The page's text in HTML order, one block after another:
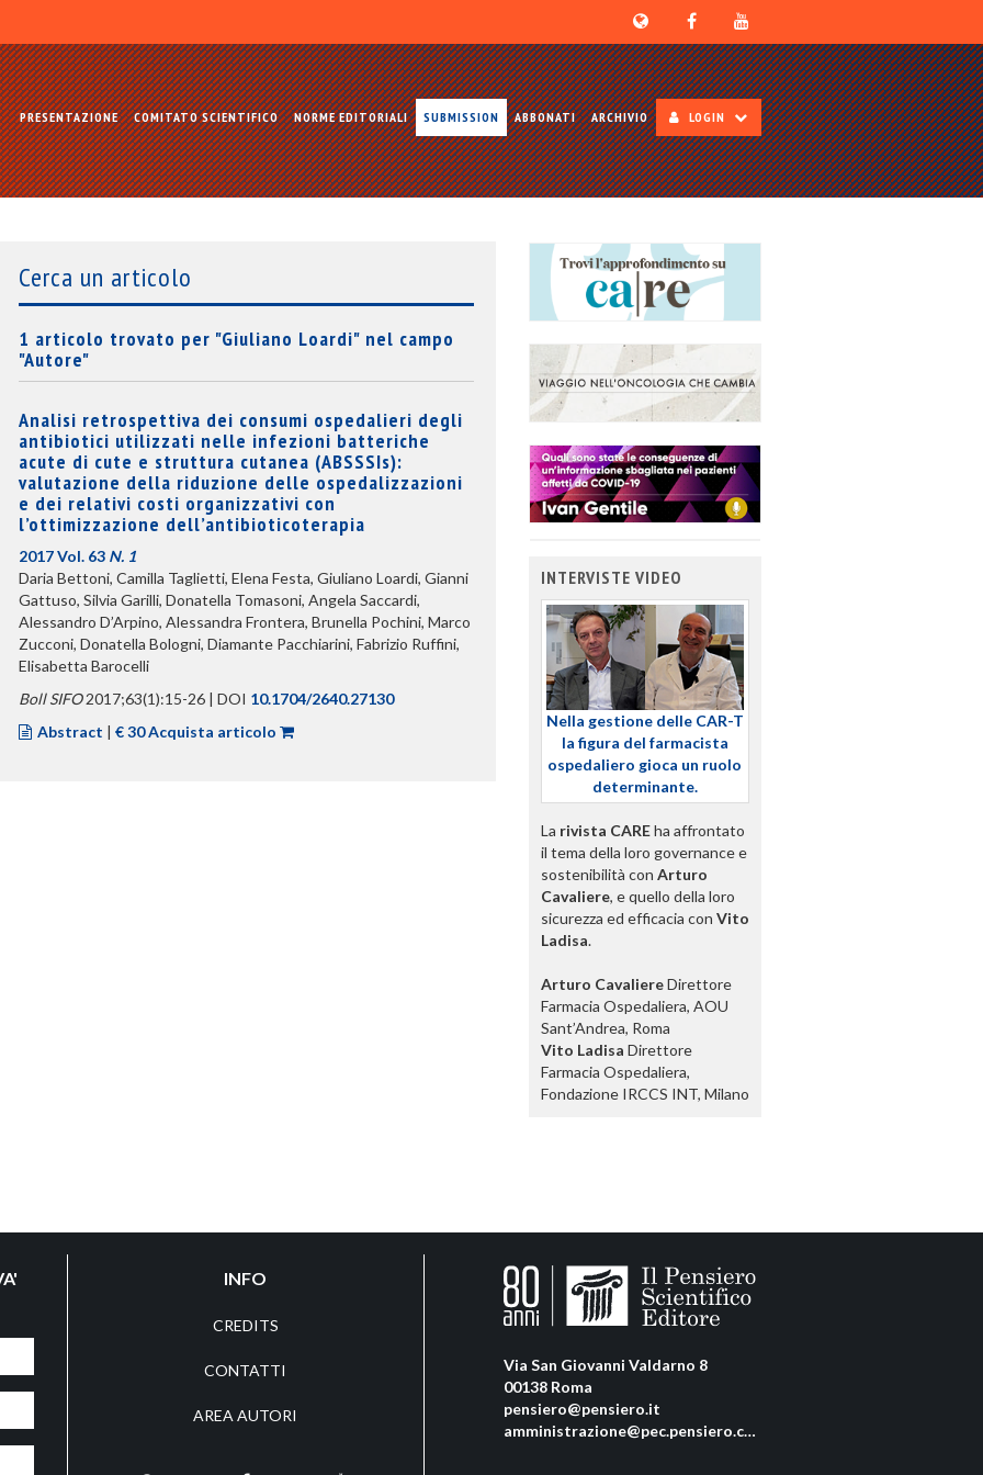
PRESENTAZIONE COMITATO SCIENTIFICO NORME EDITORIALI SUBMISSION ABBONATI ARCHIVIO LOGIN
Cerca un articolo
1 articolo trovato per "Giuliano Loardi" nel campo
"Autore"
Analisi retrospettiva dei consumi ospedalieri degli
antibiotici utilizzati nelle infezioni batteriche
acute di cute e struttura cutanea (ABSSSIs):
valutazione della riduzione delle ospedalizzazioni
e dei relativi costi organizzativi con
l’ottimizzazione dell’antibioticoterapia
2017 Vol. 63 N. 1
Daria Bettoni, Camilla Taglietti, Elena Festa, Giuliano Loardi, Gianni
Gattuso, Silvia Garilli, Donatella Tomasoni, Angela Saccardi,
Alessandro D’Arpino, Alessandra Frontera, Brunella Pochini, Marco
Zucconi, Donatella Bologni, Diamante Pacchiarini, Fabrizio Ruffini,
Elisabetta Barocelli
Boll SIFO2017;63(1):15-26 | DOI 10.1704/2640.27130
Abstract | € 30 Acquista articolo
INTERVISTE VIDEO
Nella gestione delle CAR-T
la figura del farmacista
ospedaliero gioca un ruolo
determinante.
La rivista CAREha affrontato
il tema della loro governance e
sostenibilità con Arturo
Cavaliere, e quello della loro
sicurezza ed efficacia con Vito
Ladisa.
Arturo CavaliereDirettore
Farmacia Ospedaliera, AOU
Sant’Andrea, Roma
Vito Ladisa Direttore
Farmacia Ospedaliera,
Fondazione IRCCS INT, Milano
INFO
CREDITS
CONTATTI
AREA AUTORI
Via San Giovanni Valdarno 8
00138 Roma
pensiero@pensiero.it
amministrazione@pec.pensiero.com